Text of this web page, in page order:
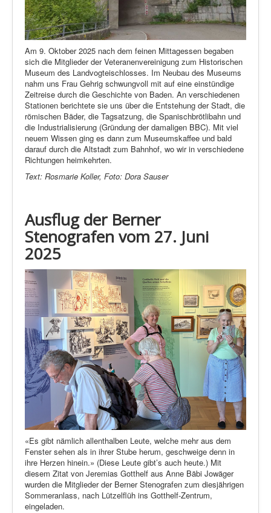
Am 9. Oktober 2025 nach dem feinen Mittagessen begaben
sich die Mitglieder der Veteranenvereinigung zum Historischen
Museum des Landvogteischlosses. Im Neubau des Museums
nahm uns Frau Gehrig schwungvoll mit auf eine einstündige
Zeitreise durch die Geschichte von Baden. An verschiedenen
Stationen berichtete sie uns über die Entstehung der Stadt, die
römischen Bäder, die Tagsatzung, die Spanischbrötlibahn und
die Industrialisierung (Gründung der damaligen BBC). Mit viel
neuem Wissen ging es dann zum Museumskaffee und bald
darauf durch die Altstadt zum Bahnhof, wo wir in verschiedene
Richtungen heimkehrten.
Text: Rosmarie Koller, Foto: Dora Sauser
Ausflug der Berner
Stenografen vom 27. Juni
2025
«Es gibt nämlich allenthalben Leute, welche mehr aus dem
Fenster sehen als in ihrer Stube herum, geschweige denn in
ihre Herzen hinein.» (Diese Leute gibt’s auch heute.) Mit
diesem Zitat von Jeremias Gotthelf aus Anne Bäbi Jowäger
wurden die Mitglieder der Berner Stenografen zum diesjährigen
Sommeranlass, nach Lützelflüh ins Gotthelf-Zentrum,
eingeladen.